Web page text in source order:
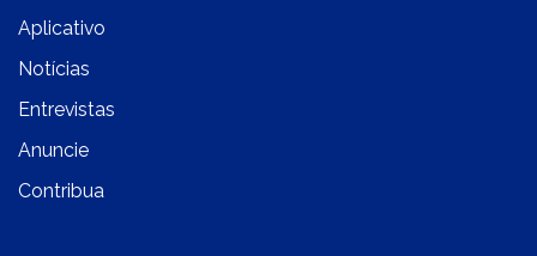
Aplicativo
Notícias
Entrevistas
Anuncie
Contribua